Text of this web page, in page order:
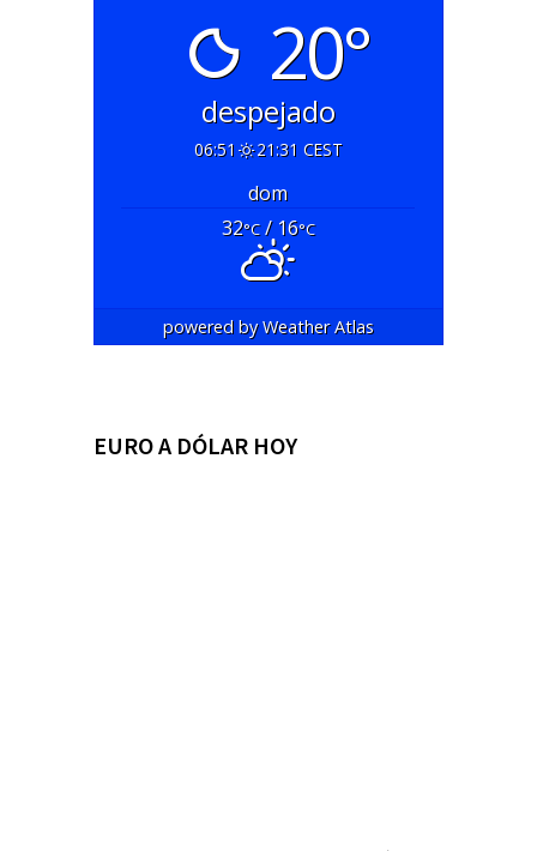
20°
despejado
06:51 21:31 CEST
dom
32°C/ 16°C
powered byWeather Atlas
EURO A DÓLAR HOY